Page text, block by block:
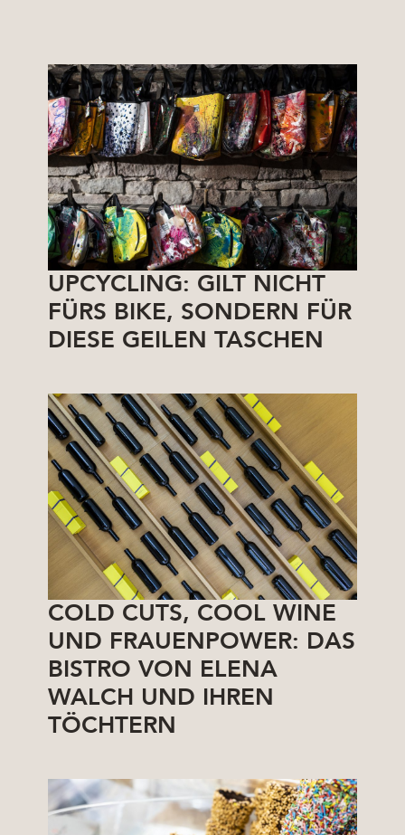
UPCYCLING: GILT NICHT
FÜRS BIKE, SONDERN FÜR
DIESE GEILEN TASCHEN
COLD CUTS, COOL WINE
UND FRAUENPOWER: DAS
BISTRO VON ELENA
WALCH UND IHREN
TÖCHTERN